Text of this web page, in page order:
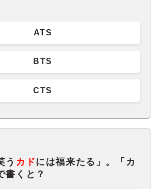
ATS
BTS
CTS
う カドには福来たる」。「カ
書くと？